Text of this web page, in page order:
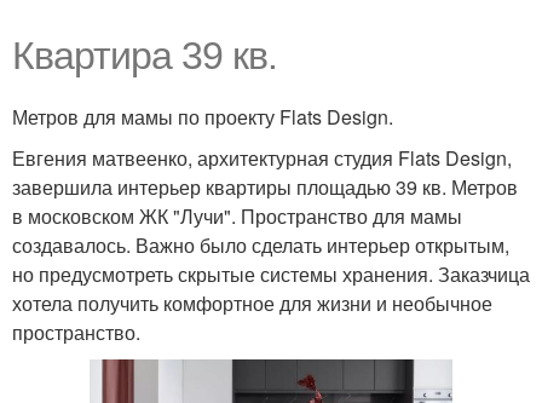
Квартира 39 кв.
Метров для мамы по проекту Flats Design.
Евгения матвеенко, архитектурная студия Flats Design,
завершила интерьер квартиры площадью 39 кв. Метров
в московском ЖК "Лучи". Пространство для мамы
создавалось. Важно было сделать интерьер открытым,
но предусмотреть скрытые системы хранения. Заказчица
хотела получить комфортное для жизни и необычное
пространство.